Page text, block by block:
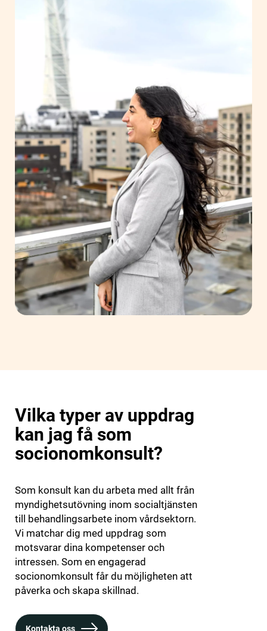
Vilka typer av uppdrag
kan jag få som
socionomkonsult?
Som konsult kan du arbeta med allt från
myndighetsutövning inom socialtjänsten
till behandlingsarbete inom vårdsektorn.
Vi matchar dig med uppdrag som
motsvarar dina kompetenser och
intressen. Som en engagerad
socionomkonsult får du möjligheten att
påverka och skapa skillnad.
Kontakta oss